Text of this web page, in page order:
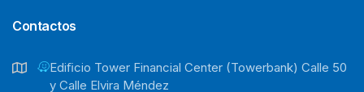
Contactos
Ediﬁcio Tower Financial Center (Towerbank) Calle 50
y Calle Elvira Méndez